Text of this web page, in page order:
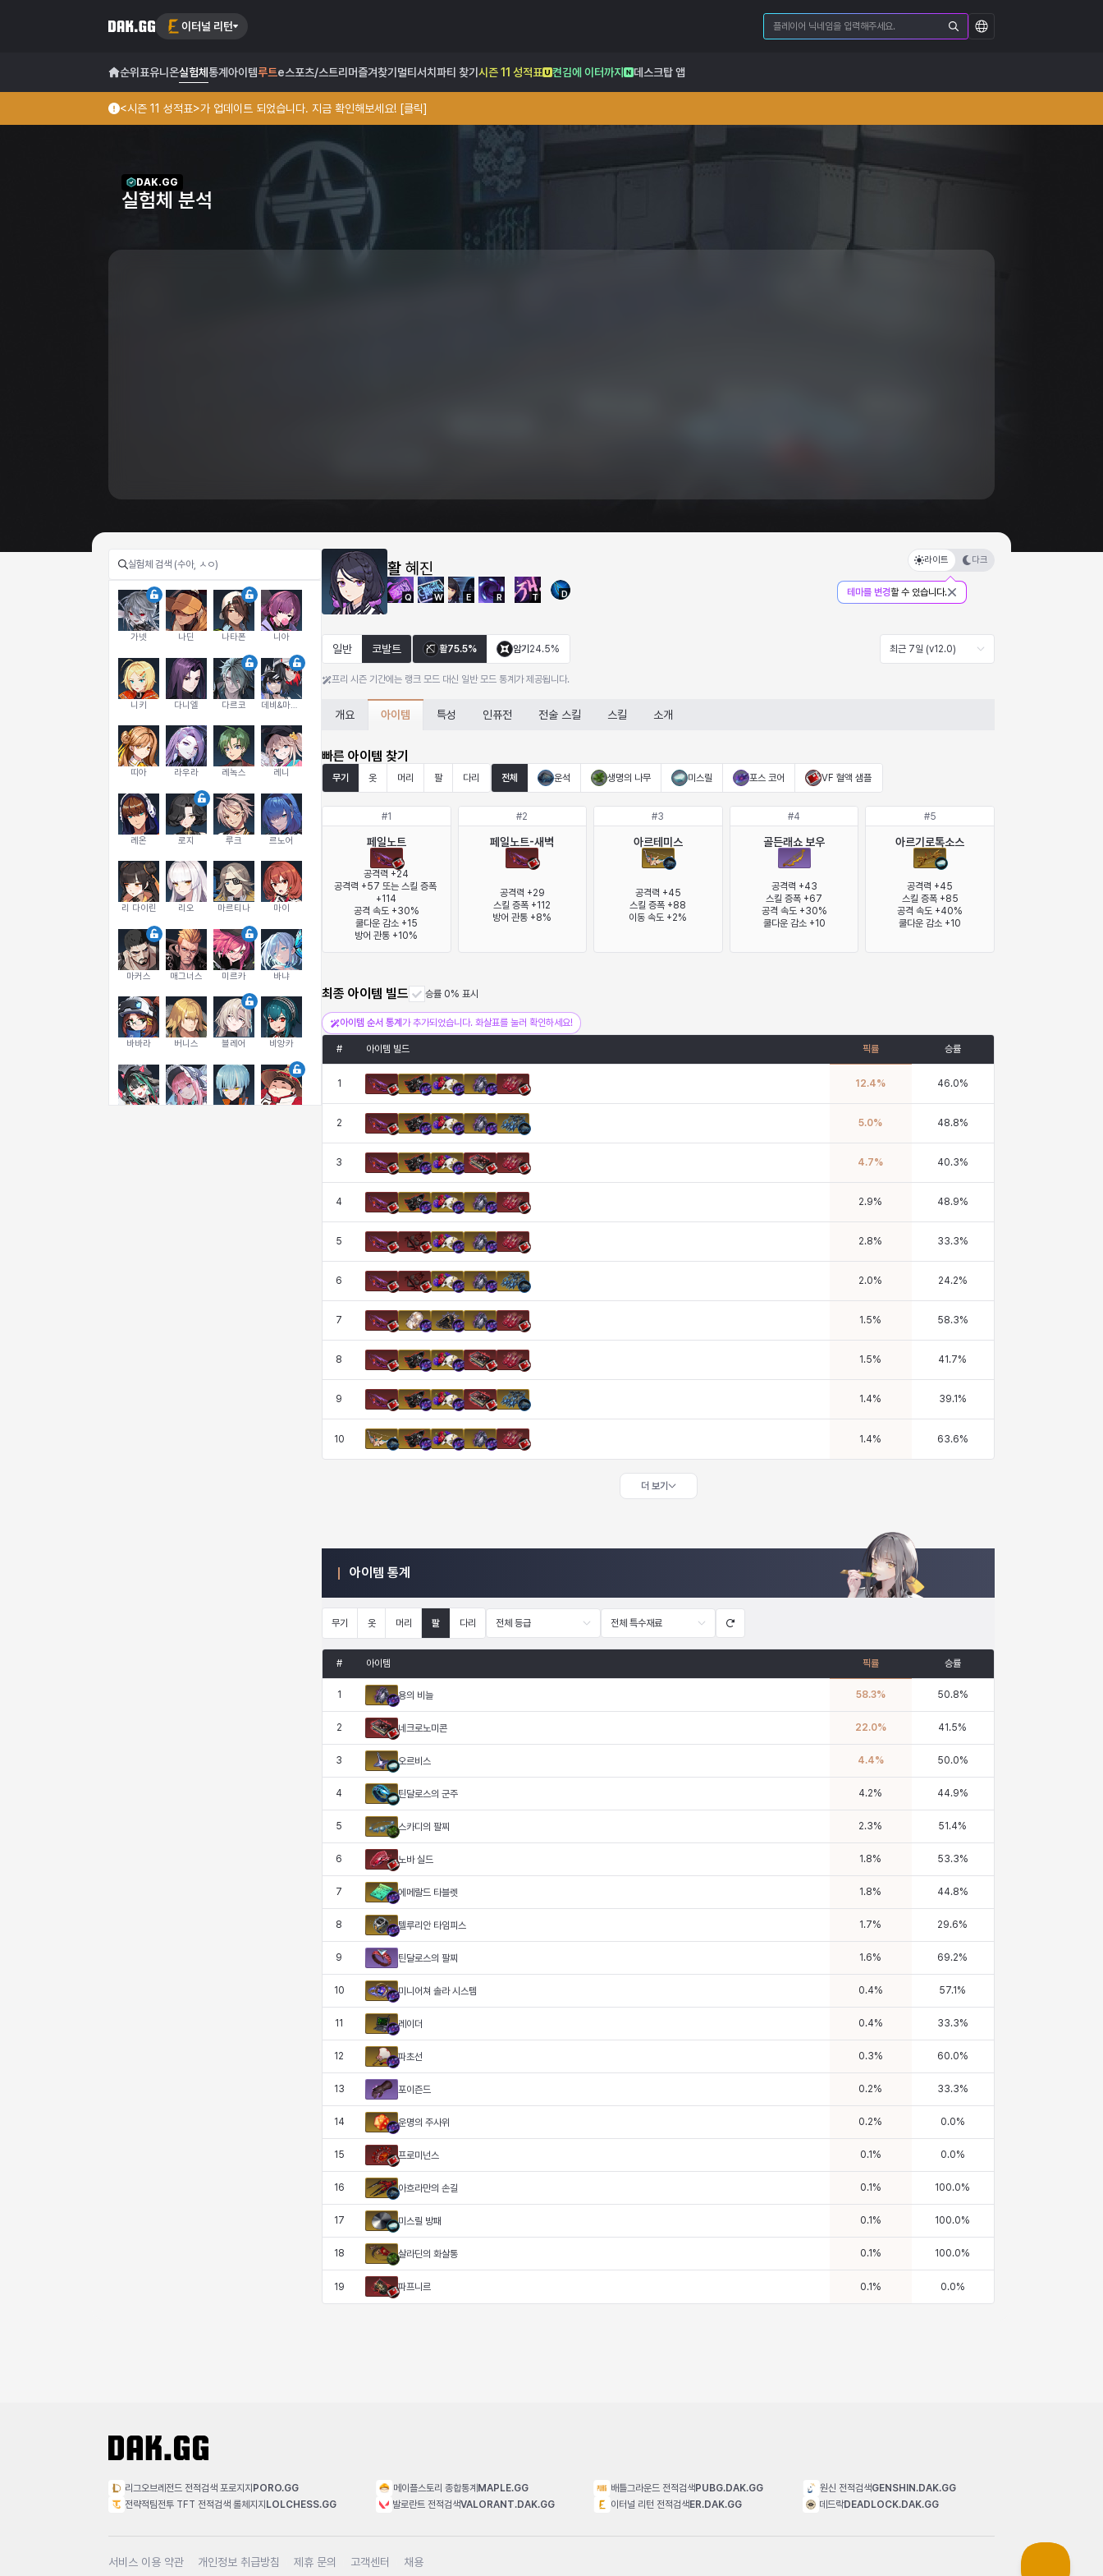
이터널 리턴
순위표유니온실험체 통계 아이템루트e스포츠/스트리머즐겨찾기 멀티서치 파티 찾기 시즌 11 성적표 켠김에 이터까지 데스크탑 앱
<시즌 11 성적표>가 업데이트 되었습니다. 지금 확인해보세요! [클릭]
DAK.GG
실험체 분석
가넷 나딘 나타폰 니아
니키 다니엘 다르코
띠아 라우라 레녹스 레니
레온 로지 루크 르노어
리 다이린 리오 마르티나 마이
마커스 매그너스 미르카 바냐
바바라 버니스 블레어 비앙카
활 혜진
Q W E R T D
라이트 다크
테마를 변경할 수 있습니다.
일반 코발트 활75.5% 암기 24.5% 최근 7일 (v12.0)
프리 시즌 기간에는 랭크 모드 대신 일반 모드 통계가 제공됩니다.
개요 아이템 특성 인퓨전 전술 스킬 스킬 소개
빠른 아이템 찾기
무기 옷 머리 팔 다리 전체 운석 생명의 나무 미스릴 포스 코어 VF 혈액 샘플
#1
페일노트
공격력 +24
공격력 +57 또는 스킬 증폭
+114
공격 속도 +30%
쿨다운 감소 +15
방어 관통 +10%
#2
페일노트-새벽
공격력 +29
스킬 증폭 +112
방어 관통 +8%
#3
아르테미스
공격력 +45
스킬 증폭 +88
이동 속도 +2%
#4
골든래쇼 보우
공격력 +43
스킬 증폭 +67
공격 속도 +30%
쿨다운 감소 +10
#5
아르기로톡소스
공격력 +45
스킬 증폭 +85
공격 속도 +40%
쿨다운 감소 +10
최종 아이템 빌드 승률 0% 표시
아이템 순서 통계 가 추가되었습니다. 화살표를 눌러 확인하세요!
# 아이템 빌드 픽률 승률
1 12.4% 46.0%
2 5.0% 48.8%
3 4.7% 40.3%
4 2.9% 48.9%
5 2.8% 33.3%
6 2.0% 24.2%
7 1.5% 58.3%
8 1.5% 41.7%
9 1.4% 39.1 %
10 1.4% 63.6%
더 보기
아이템 통계
무기 옷 머리 팔 다리 전체 등급 전체 특수재료
# 아이템 픽률 승률
1 용의 비늘 58.3% 50.8%
2 네크로노미콘 22.0% 41.5%
3 오르비스 4.4% 50.0%
4 틴달로스의 군주 4.2% 44.9%
5 스카디의 팔찌 2.3% 51.4%
6 노바 실드 1.8% 53.3%
7 에메랄드 타블렛 1.8% 44.8%
8 텔루리안 타임피스 1.7% 29.6%
9 틴달로스의 팔찌 1.6% 69.2%
10 미니어쳐 솔라 시스템 0.4% 57.1 %
11 레이더 0.4% 33.3%
12 파초선 0.3% 60.0%
13 포이즌드 0.2% 33.3%
14 운명의 주사위 0.2% 0.0%
15 프로미넌스 0.1 % 0.0%
16 아흐라만의 손길 0.1 % 100.0%
17 미스릴 방패 0.1 % 100.0%
18 살라딘의 화살통 0.1 % 100.0%
19 파프니르 0.1 % 0.0%
리그오브레전드 전적검색 포로지지PORO.GG
전략적팀전투 TFT 전적검색 롤체지지LOLCHESS.GG
메이플스토리 종합통계MAPLE.GG
발로란트 전적검색VALORANT.DAK.GG
배틀그라운드 전적검색PUBG.DAK.GG
이터널 리턴 전적검색ER.DAK.GG
원신 전적검색GENSHIN.DAK.GG
데드락DEADLOCK.DAK.GG
서비스 이용 약관 개인정보 취급방침 제휴 문의 고객센터 채용